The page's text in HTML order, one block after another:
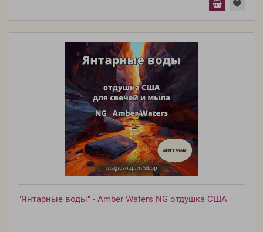
"Янтарные воды" - Amber Waters NG отдушка США